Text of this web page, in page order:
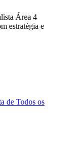
Área 4
estratégia e
de Todos os